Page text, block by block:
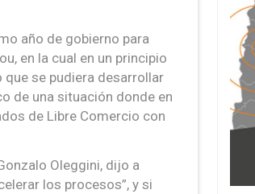
año de gobierno para
en la cual en un principio
se pudiera desarrollar
de una situación donde en
de Libre Comercio con
Oleggini, dijo a
los procesos”, y si